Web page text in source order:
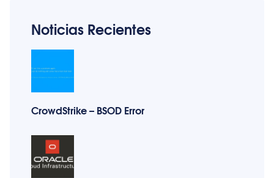
Noticias Recientes
CrowdStrike – BSOD Error